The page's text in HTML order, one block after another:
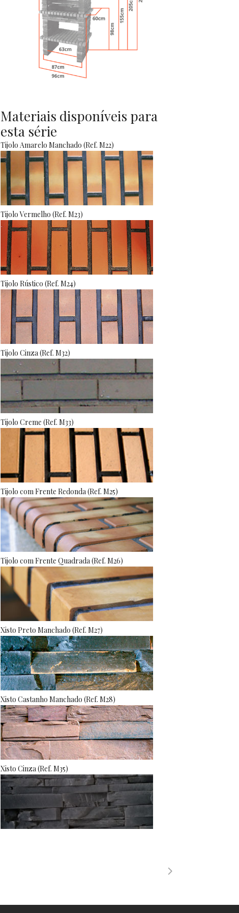
Materiais disponíveis para
esta série
Tijolo Amarelo Manchado (Ref. M22)
Tijolo Vermelho (Ref. M23)
Tijolo Rústico (Ref. M24)
Tijolo Cinza (Ref. M32)
Tijolo Creme (Ref. M33)
Tijolo com Frente Redonda (Ref. M25)
Tijolo com Frente Quadrada (Ref. M26)
Xisto Preto Manchado (Ref. M27)
Xisto Castanho Manchado (Ref. M28)
Xisto Cinza (Ref. M35)